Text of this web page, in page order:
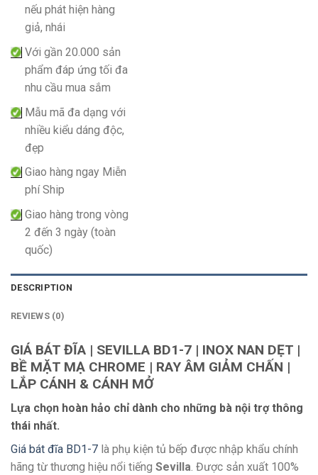
nếu phát hiện hàng
giả, nhái
Với gần 20.000 sản
phẩm đáp ứng tối đa
nhu cầu mua sắm
Mẫu mã đa dạng với
nhiều kiểu dáng độc,
đẹp
Giao hàng ngay Miễn
phí Ship
Giao hàng trong vòng
2 đến 3 ngày (toàn
quốc)
DESCRIPTION
REVIEWS (0)
GIÁ BÁT ĐĨA | SEVILLA BD1-7 | INOX NAN DẸT |
BỀ MẶT MẠ CHROME | RAY ÂM GIẢM CHẤN |
LẮP CÁNH & CÁNH MỞ
Lựa chọn hoàn hảo chỉ dành cho những bà nội trợ thông
thái nhất.
Giá bát đĩa BD1-7 là phụ kiện tủ bếp được nhập khẩu chính
hãng từ thương hiệu nổi tiếng Sevilla. Được sản xuất 100%